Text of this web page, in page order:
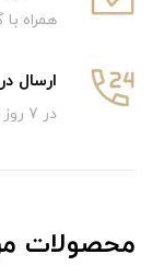
همراه با
ارسال
در 7 روز هفته
محصولات